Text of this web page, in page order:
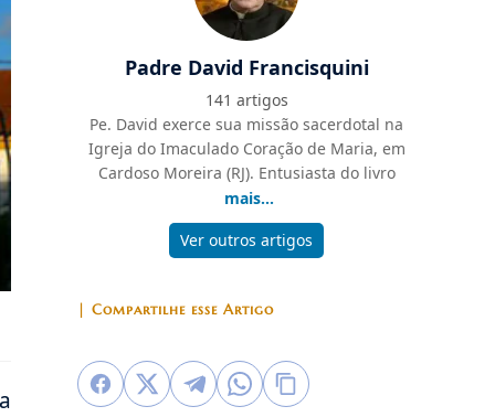
Padre David Francisquini
141 artigos
Pe. David exerce sua missão sacerdotal na
Igreja do Imaculado Coração de Maria, em
Cardoso Moreira (RJ). Entusiasta do livro
mais...
Ver outros artigos
| Compartilhe esse Artigo